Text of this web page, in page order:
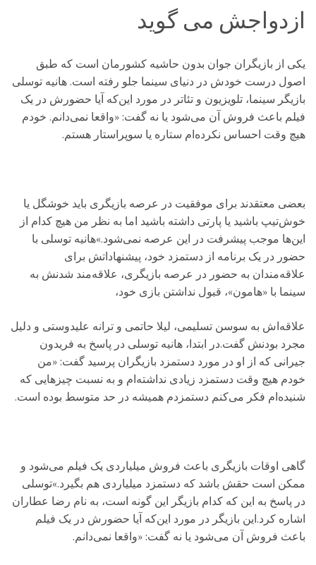
ازدواجش می گوید
یکی از بازیگران جوان بدون حاشیه کشورمان است که طبق
اصول درست خودش در دنیای سینما جلو رفته است. هانیه توسلی
بازیگر سینما، تلویزیون و تئاتر در مورد این‌که آیا حضورش در یک
فیلم باعث فروش آن می‌شود یا نه گفت: «واقعا نمی‌دانم. خودم
هیچ وقت احساس نکرده‌ام ستاره یا سوپراستار هستم.
بعضی معتقدند برای موفقیت در عرصه بازیگری باید خوشگل یا
خوش‌تیپ باشید یا پارتی داشته باشید اما به نظر من هیچ کدام از
این‌ها موجب پیشرفت در این عرصه نمی‌شود.»هانیه توسلی با
حضور در یک برنامه از دستمزد خود، پیشنهاداتش برای
علاقه‌مندان به حضور در عرصه بازیگری، علاقه‌مند شدنش به
سینما با «هامون»، قبول نداشتن بازی خود،
علاقه‌اش به سوسن تسلیمی، لیلا حاتمی و ترانه علیدوستی و دلیل
مجرد بودنش گفت.در ابتدا، هانیه توسلی در پاسخ به فریدون
جیرانی که از او در مورد دستمزد بازیگران پرسید گفت: «من
خودم هیچ وقت دستمزد زیادی نداشته‌ام و به نسبت چیزهایی که
شنیده‌ام فکر می‌کنم دستمزدم همیشه در حد متوسط بوده است.
گاهی اوقات بازیگری باعث فروش میلیاردی یک فیلم می‌شود و
ممکن است حقش باشد که دستمزد میلیاردی هم بگیرد.»توسلی
در پاسخ به این که کدام بازیگر این گونه است، به نام رضا عطاران
اشاره کرد.این بازیگر در مورد این‌که آیا حضورش در یک فیلم
باعث فروش آن می‌شود یا نه گفت: «واقعا نمی‌دانم.